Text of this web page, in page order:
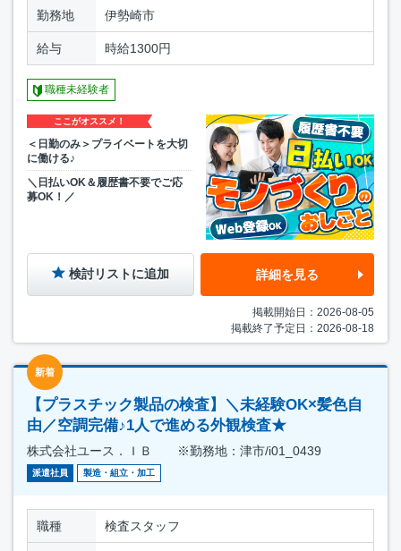
勤務地 伊勢崎市
給与 時給1300円
職種未経験者
ここがオススメ！
＜日勤のみ＞プライベートを大切
に働ける♪
＼日払いOK＆履歴書不要でご応
募OK！／
検討リストに追加 詳細を見る
掲載開始日：2026-08-05
掲載終了予定日：2026-08-18
新着
【プラスチック製品の検査】＼未経験OK×髪色自
由／空調完備♪1人で進める外観検査★
株式会社ユース．ＩＢ ※勤務地：津市/i01_0439
派遣社員 製造・組立・加工
職種 検査スタッフ